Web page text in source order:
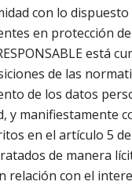
con lo dispuesto
en protección
está
de las
de los datos
y manifiestamente
en el artículo 5
de manera
relación con el